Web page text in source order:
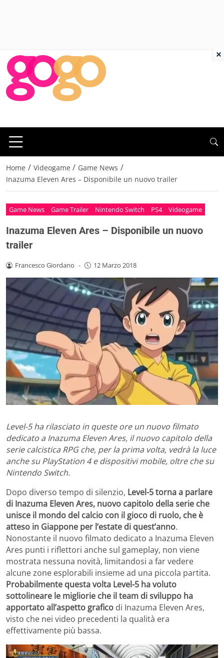
Home / Videogame / Game News /
Inazuma Eleven Ares – Disponibile un nuovo trailer
Game News Game Trailer Nintendo Switch PS4 Videogame
Inazuma Eleven Ares – Disponibile un nuovo
trailer
Francesco Giordano - 12 Marzo 2018
Level-5 ha rilasciato in queste ore un nuovo filmato
dedicato a Inazuma Eleven Ares, il nuovo capitolo della
serie calcistica RPG che, per la prima volta, vedrà la luce
anche su PlayStation 4 e dispositivi mobile, oltre che su
Nintendo Switch.
Dopo diverso tempo di silenzio, Level-5 torna a parlare
di Inazuma Eleven Ares, nuovo capitolo della serie che
unisce il mondo del calcio con il gioco di ruolo, che è
atteso in Giappone per l’estate di quest’anno.
Nonostante il nuovo filmato dedicato a Inazuma Eleven
Ares punti i riflettori anche sul gameplay, non viene
mostrata nessuna novità, limitandosi a far vedere
alcune zone esplorabili insieme ad una piccola partita.
Probabilmente questa volta Level-5 ha voluto
sottolineare le migliorie che il team di sviluppo ha
apportato all’aspetto grafico di Inazuma Eleven Ares,
visto che nei video precedenti la qualità era
effettivamente più bassa.
×